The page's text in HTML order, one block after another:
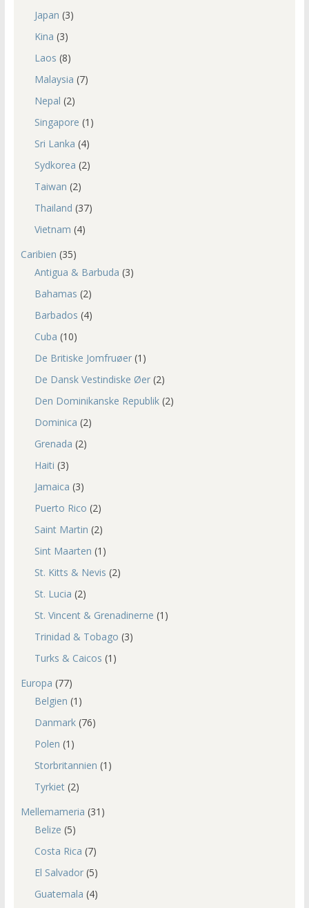
Japan (3)
Kina (3)
Laos (8)
Malaysia (7)
Nepal (2)
Singapore (1)
Sri Lanka (4)
Sydkorea (2)
Taiwan (2)
Thailand (37)
Vietnam (4)
Caribien (35)
Antigua & Barbuda (3)
Bahamas (2)
Barbados (4)
Cuba (10)
De Britiske Jomfruøer(1)
De Dansk Vestindiske Øer(2)
Den Dominikanske Republik(2)
Dominica (2)
Grenada (2)
Haiti (3)
Jamaica (3)
Puerto Rico (2)
Saint Martin (2)
Sint Maarten (1)
St. Kitts & Nevis (2)
St. Lucia (2)
St. Vincent & Grenadinerne (1)
Trinidad & Tobago (3)
Turks & Caicos (1)
Europa (77)
Belgien (1)
Danmark(76)
Polen (1)
Storbritannien (1)
Tyrkiet(2)
Mellemameria (31)
Belize (5)
Costa Rica (7)
El Salvador(5)
Guatemala (4)